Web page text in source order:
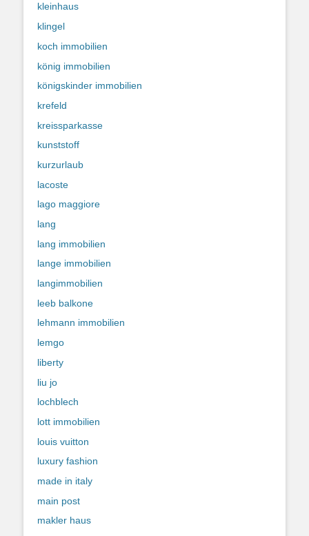
kleinhaus
klingel
koch immobilien
könig immobilien
königskinder immobilien
krefeld
kreissparkasse
kunststoff
kurzurlaub
lacoste
lago maggiore
lang
lang immobilien
lange immobilien
langimmobilien
leeb balkone
lehmann immobilien
lemgo
liberty
liu jo
lochblech
lott immobilien
louis vuitton
luxury fashion
made in italy
main post
makler haus